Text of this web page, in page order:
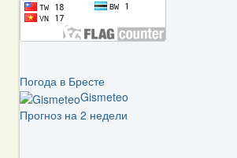
Погода в Бресте
Gismeteo
Прогноз на 2 недели